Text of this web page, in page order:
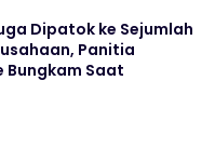
Dipatok ke Sejumlah
Panitia
Bungkam Saat